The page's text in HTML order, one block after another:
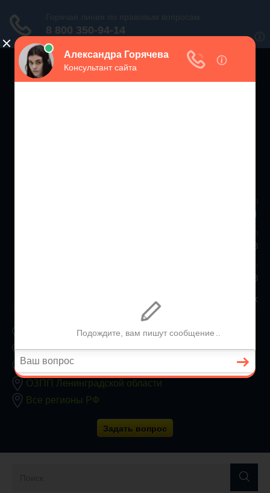
Москва и МО
+7 (499) 938-86-71
Санкт-Петербург и ЛО
+7 (812) 467-34-68
8 800 350 24 63
Заявки принимаются круглосуточно без выходных
ОЗПП Москвы
ОЗПП Московской области
ОЗПП Санкт-Петербурга
ОЗПП Ленинградской области
Все регионы РФ
Задать вопрос